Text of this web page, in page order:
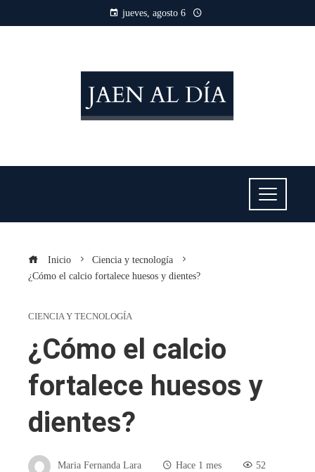
jueves, agosto 6
Inicio
Ciencia y tecnología
¿Cómo el calcio fortalece huesos y dientes?
CIENCIA Y TECNOLOGÍA
¿Cómo el calcio
fortalece huesos y
dientes?
Maria Fernanda Lara Hace 1 mes 52